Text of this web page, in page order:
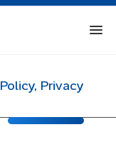
Policy, Privacy